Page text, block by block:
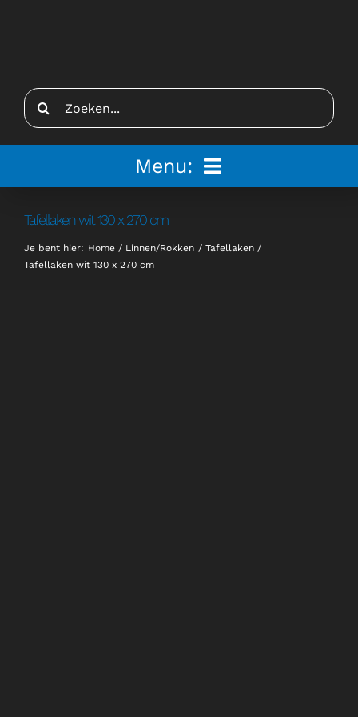
Zoeken
naar:
Menu:
Tenten
Tafellaken wit 130 x 270 cm
Je bent hier: Home Linnen/Rokken
Tafellaken
Tafellaken wit 130 x 270 cm